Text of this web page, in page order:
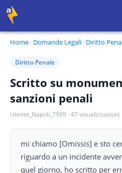
Home · Domande Legali · Diritto
Diritto Penale
Scritto su
sanzioni penali
Utente_Napoli_7989 · 47visualizzazioni
mi chiamo [Omissis] e sto
riguardo a un incidente
quel giorno, ho scritto per